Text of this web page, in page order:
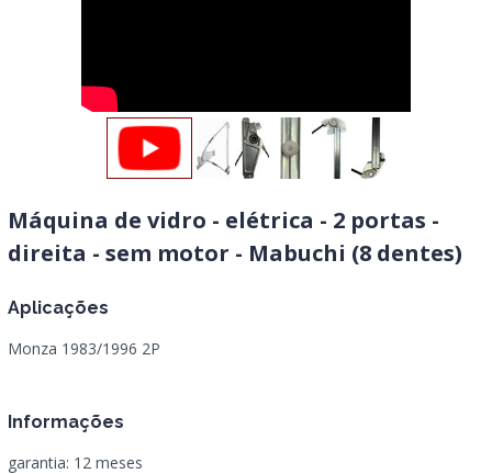
Máquina de vidro - elétrica - 2 portas -
direita - sem motor - Mabuchi (8 dentes)
Aplicações
Monza 1983/1996 2P
Informações
garantia: 12 meses